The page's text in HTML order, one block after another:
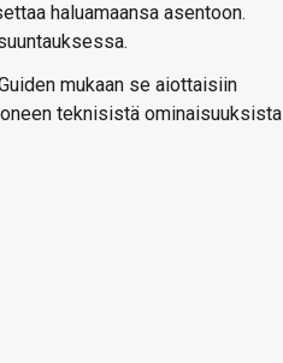
haluamaansa asentoon.
mukaan se aiottaisiin
teknisistä ominaisuuksista